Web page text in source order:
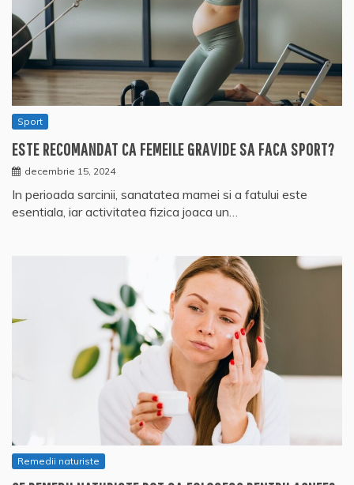
Sport
ESTE RECOMANDAT CA FEMEILE GRAVIDE SA FACA SPORT?
decembrie 15, 2024
In perioada sarcinii, sanatatea mamei si a fatului este
esentiala, iar activitatea fizica joaca un…
Remedii naturiste